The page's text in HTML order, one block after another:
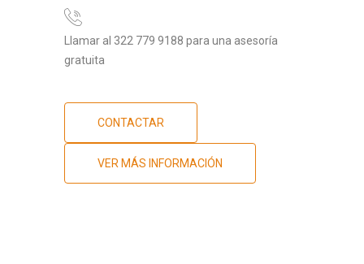
Llamar al 322 779 9188 para una asesoría
gratuita
CONTACTAR
VER MÁS INFORMACIÓN